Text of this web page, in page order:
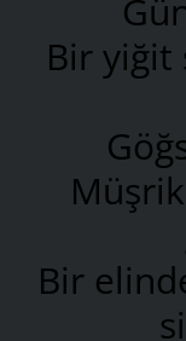
Bir yiğit
Bir